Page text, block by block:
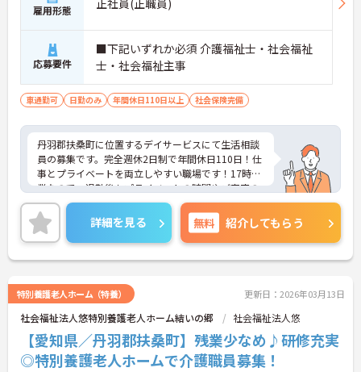
雇用形態 正社員(正職員)
応募要件
■下記いずれか必須 介護福祉士・社会福祉
士・社会福祉主事
車通勤可 日勤のみ 年間休日110日以上 社会保険完備
丹羽郡扶桑町に位置するデイサービスにて生活相談
員の募集です。完全週休2日制で年間休日110日！仕
事とプライベートを両立しやすい職場です！17時終
業なので、退勤後もプライベートの時間やご家庭の
時間を充実させることができます♪お持ちの業務経
験や資格をぜひ職場で活かしてみませんか？ご興味
ある方は面接ポイントをお伝えしますので、お気軽
にご連絡ください。
詳細を見る 無料 紹介してもらう
特別養護老人ホーム（特養） 更新日：2026年03月13日
社会福祉法人悠特別養護老人ホーム結いの郷 社会福祉法人悠
【愛知県／丹羽郡扶桑町】残業少なめ♪研修充実
◎特別養護老人ホームで介護職員募集！